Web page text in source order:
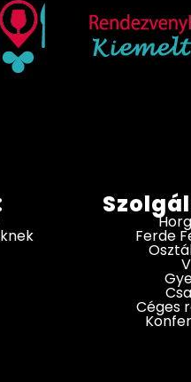
Ferde
Céges